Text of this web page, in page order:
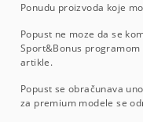
Ponudu proizvoda koje
Popust ne moze da se
Sport&Bonus
artikle.
Popust se obračunava
za premium modele se